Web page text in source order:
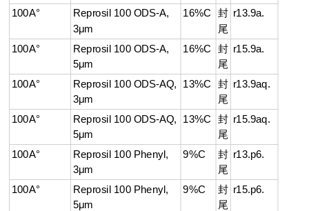
100A° Reprosil 100 ODS-A,
3μm
16%C 封
尾
r13.9a.
100A° Reprosil 100 ODS-A,
5μm
16%C 封
尾
r15.9a.
100A° Reprosil 100 ODS-AQ,
3μm
13%C 封
尾
r13.9aq.
100A° Reprosil 100 ODS-AQ,
5μm
13%C 封
尾
r15.9aq.
100A° Reprosil 100 Phenyl,
3μm
9%C 封
尾
r13.p6.
100A°
Reprosil 100 Phenyl,
5μm
9%C
封
尾
r15.p6.